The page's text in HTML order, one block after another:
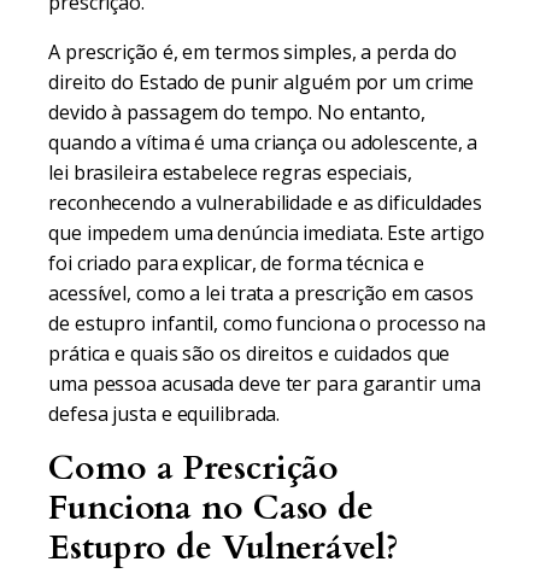
A prescrição é, em termos simples, a perda do
direito do Estado de punir alguém por um crime
devido à passagem do tempo. No entanto,
quando a vítima é uma criança ou adolescente, a
lei brasileira estabelece regras especiais,
reconhecendo a vulnerabilidade e as dificuldades
que impedem uma denúncia imediata. Este artigo
foi criado para explicar, de forma técnica e
acessível, como a lei trata a prescrição em casos
de estupro infantil, como funciona o processo na
prática e quais são os direitos e cuidados que
uma pessoa acusada deve ter para garantir uma
defesa justa e equilibrada.
Como a Prescrição
Funciona no Caso de
Estupro de Vulnerável?